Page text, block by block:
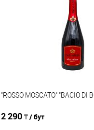
"ROSSO MOSCATO" "BACIO DI
2 290 ₸ / бут